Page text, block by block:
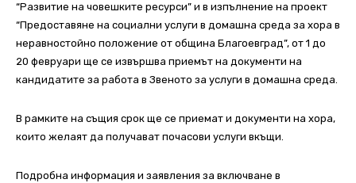
“Развитие на човешките ресурси” и в изпълнение на проект
“Предоставяне на социални услуги в домашна среда за хора в
неравностойно положение от община Благоевград”, от 1 до
20 февруари ще се извършва приемът на документи на
кандидатите за работа в Звеното за услуги в домашна среда.
В рамките на същия срок ще се приемат и документи на хора,
които желаят да получават почасови услуги вкъщи.
Подробна информация и заявления за включване в